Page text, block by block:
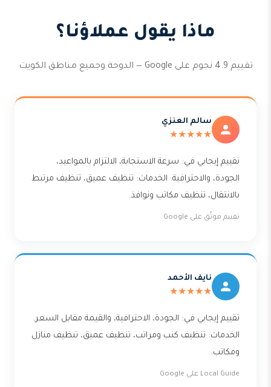
ماذا يقول عملاؤنا؟
تقييم 4.9 نجوم على Google — الدوحة وجميع مناطق الكويت
سالم العنزي
★★★★★
تقييم إيجابي في: سرعة الاستجابة، الالتزام بالمواعيد،
الجودة، والاحترافية. الخدمات: تنظيف عميق، تنظيف مرتبط
بالانتقال، تنظيف مكاتب ونوافذ.
تقييم موثّق على Google
نايف الأحمد
★★★★★
تقييم إيجابي في: الجودة، الاحترافية، والقيمة مقابل السعر.
الخدمات: تنظيف كنب ومراتب، تنظيف عميق، تنظيف منازل
ومكاتب.
Local Guide على Google